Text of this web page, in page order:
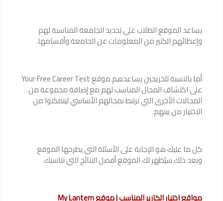
يساعد الموقع الطلاب على تحديد الجامعة المناسبة لهم
وإعطائهم الكثير من المعلومات عن الجامعة وأقسامها.
أما بالنسبة للخريجين يساعدهم موقع Your Free Career Test
على اكتشاف المجال المناسب لهم مع إضافة مجموعة من
المجالات الأخرى التي ترتبط بمجالهم الأساسي ليتمكنوا من
الاختيار من بينهم.
كل ما عليك هو الإجابة على الأسئلة التي يطرحها الموقع
وبعد ذلك سيُظهر لك الموقع أفضل النتائج التي تناسبك.
مواقع اختيار الكارير المناسب | موقع My Lantern